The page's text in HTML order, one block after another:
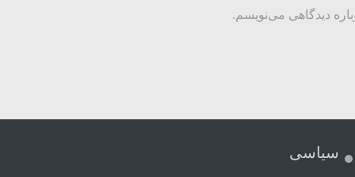
دیدگاهی می‌نویسم.
سیاسی